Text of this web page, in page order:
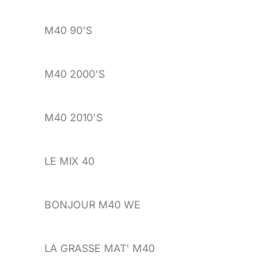
M40 90'S
M40 2000'S
M40 2010'S
LE MIX 40
BONJOUR M40 WE
LA GRASSE MAT' M40